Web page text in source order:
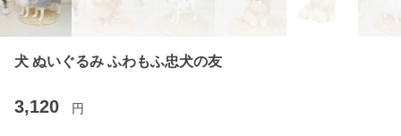
犬 ぬいぐるみ ふわもふ忠犬の友
3,120 円